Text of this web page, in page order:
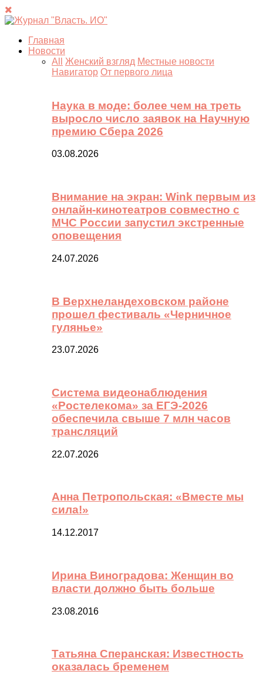
Главная
Новости
All
Женский взгляд Местные новости
Навигатор От первого лица
Наука в моде: более чем на треть
выросло число заявок на Научную
премию Сбера 2026
03.08.2026
Внимание на экран: Wink первым из
онлайн-кинотеатров совместно с
МЧС России запустил экстренные
оповещения
24.07.2026
В Верхнеландеховском районе
прошел фестиваль «Черничное
гулянье»
23.07.2026
Система видеонаблюдения
«Ростелекома» за ЕГЭ-2026
обеспечила свыше 7 млн часов
трансляций
22.07.2026
Анна Петропольская: «Вместе мы
сила!»
14.12.2017
Ирина Виноградова: Женщин во
власти должно быть больше
23.08.2016
Татьяна Сперанская: Известность
оказалась бременем